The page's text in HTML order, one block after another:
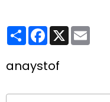
PartagerFacebook
X
anaystof